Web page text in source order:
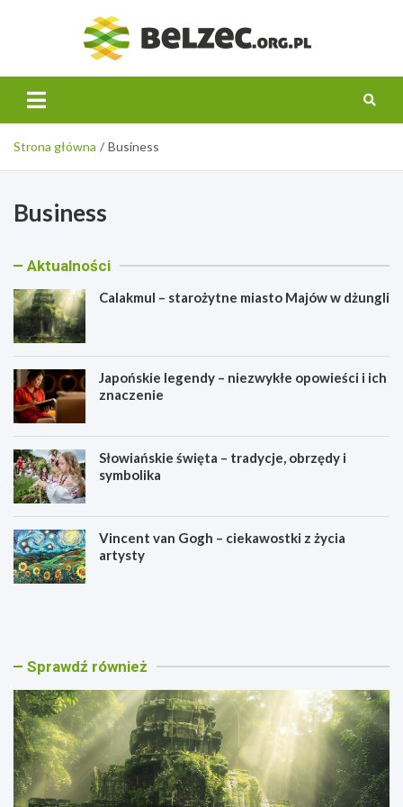
Strona główna Business
Business
Aktualności
Calakmul – starożytne miasto Majów w dżungli
Japońskie legendy – niezwykłe opowieści i ich
znaczenie
Słowiańskie święta – tradycje, obrzędy i
symbolika
Vincent van Gogh – ciekawostki z życia
artysty
C
m
l
–
s
t
a
r
o
J
s
i
e
l
e
g
e
n
Sprawdź również